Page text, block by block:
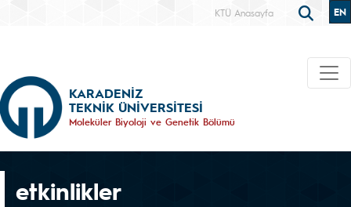
KTÜ Anasayfa EN
KARADENİZ
TEKNİK ÜNİVERSİTESİ
Moleküler Biyoloji ve Genetik Bölümü
etkinlikler